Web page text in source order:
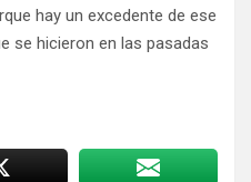
hay un excedente de ese
se hicieron en las pasadas